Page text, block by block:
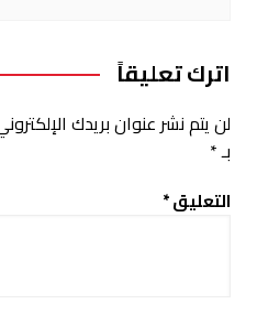
اترك تعليقاً
لن يتم نشر عنوان بريدك
بـ*
التعليق*